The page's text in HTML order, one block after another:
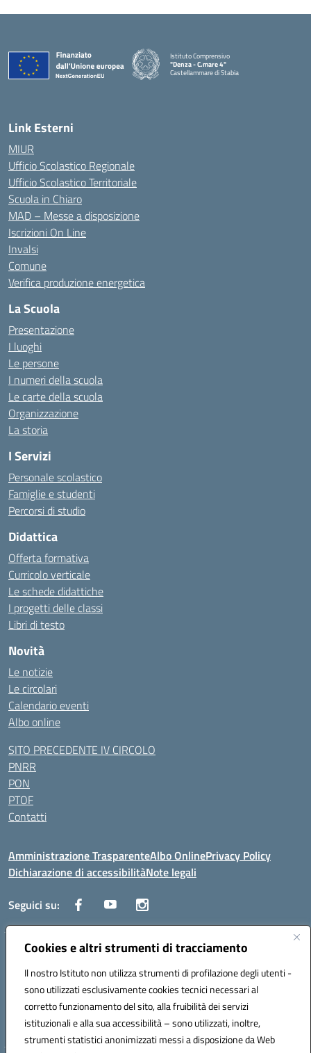
Cookies e altri strumenti di tracciamento
Il nostro Istituto non utilizza strumenti di profilazione degli utenti -
sono utilizzati esclusivamente cookies tecnici necessari al
corretto funzionamento del sito, alla fruibilità dei servizi
istituzionali e alla sua accessibilità – sono utilizzati, inoltre,
strumenti statistici anonimizzati messi a disposizione da Web
Istituto Comprensivo
"Denza - C.mare 4"
Castellammare di Stabia
Link Esterni
MIUR
Ufficio Scolastico Regionale
Ufficio Scolastico Territoriale
Scuola in Chiaro
MAD – Messe a disposizione
Iscrizioni On Line
Invalsi
Comune
Verifica produzione energetica
La Scuola
Presentazione
I luoghi
Le persone
I numeri della scuola
Le carte della scuola
Organizzazione
La storia
I Servizi
Personale scolastico
Famiglie e studenti
Percorsi di studio
Didattica
Offerta formativa
Curricolo verticale
Le schede didattiche
I progetti delle classi
Libri di testo
Novità
Le notizie
Le circolari
Calendario eventi
Albo online
SITO PRECEDENTE IV CIRCOLO
PNRR
PON
PTOF
Contatti
Amministrazione TrasparenteAlbo OnlinePrivacy Policy
Dichiarazione di accessibilitàNote legali
Seguici su:
Traversa Fondo d'Orto n.19B - Cap 80053 - Castellammare di Stabia
(NA) - Tel. 0818701043 - Mail: naic847006@istruzione.it - PEC:
Codice meccanografico: NAIC847006 - Codice iPA: istsc_naic847006 -
C.F. 82009060631 - Codice univoco fatturazione elettronica (CUF):
UFUAUC